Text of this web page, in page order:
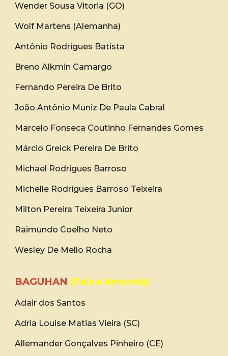
Wender Sousa Vitoria (GO)
Wolf Martens (Alemanha)
Antônio Rodrigues Batista
Breno Alkmin Camargo
Fernando Pereira De Brito
João Antônio Muniz De Paula Cabral
Marcelo Fonseca Coutinho Fernandes Gomes
Márcio Greick Pereira De Brito
Michael Rodrigues Barroso
Michelle Rodrigues Barroso Teixeira
Milton Pereira Teixeira Junior
Raimundo Coelho Neto
Wesley De Mello Rocha
BAGUHAN (Faixa Amarela)
Adair dos Santos
Adria Louise Matias Vieira (SC)
Allemander Gonçalves Pinheiro (CE)